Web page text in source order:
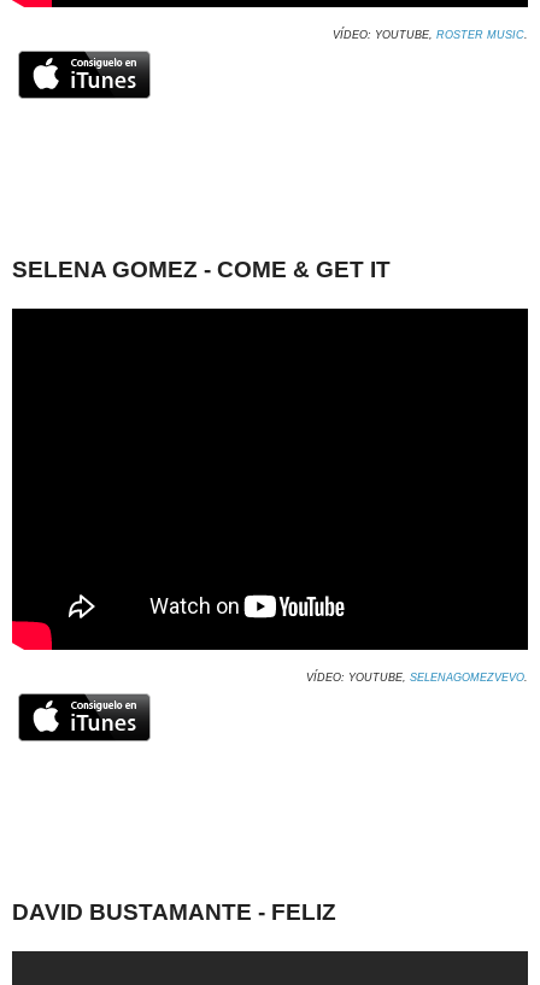
VÍDEO: YOUTUBE, ROSTER MUSIC.
SELENA GOMEZ - COME & GET IT
VÍDEO: YOUTUBE, SELENAGOMEZVEVO.
DAVID BUSTAMANTE - FELIZ